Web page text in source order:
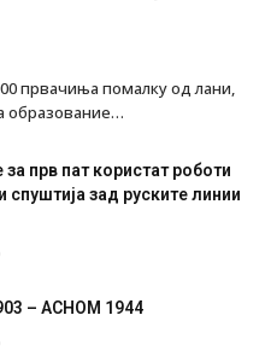
првачиња помалку од лани,
образование…
за прв пат користат роботи
спуштија зад руските линии
– АСНОМ 1944